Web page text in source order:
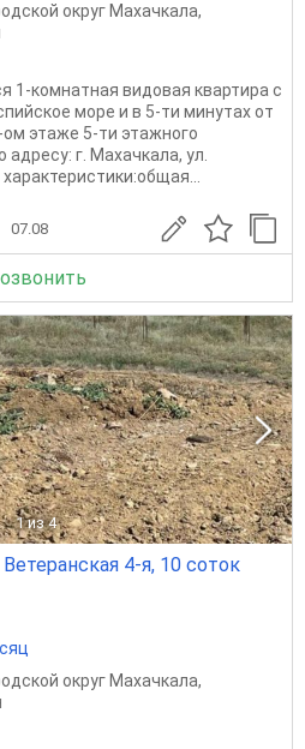
округ Махачкала,
1-комнатная видовая квартира с
море и в 5-ти минутах от
этаже 5-ти этажного
г. Махачкала, ул.
07.08
1 из 4
4-я, 10 соток
округ Махачкала,